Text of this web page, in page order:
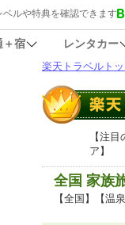
＋宿 レンタカー
楽天トラベルト
【注目
ア】
全国 家族
【全国】【温